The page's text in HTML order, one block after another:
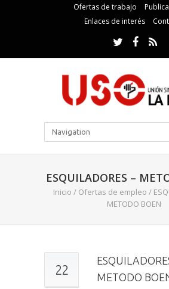
Ofertas de trabajo
Enlaces de interés
ESQUILADORES –
Inicio / Ofertas de empleo /
METODO BOEN
22
METODO